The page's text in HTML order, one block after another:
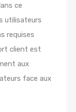
ce
utilisateurs
requises
client est
aux
face aux